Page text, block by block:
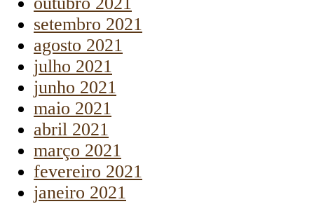
setembro 2021
agosto 2021
julho 2021
junho 2021
maio 2021
abril 2021
março 2021
fevereiro 2021
janeiro 2021